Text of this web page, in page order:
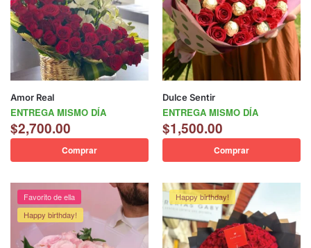
Amor Real
ENTREGA MISMO DÍA
$2,700.00
Comprar
Dulce Sentir
ENTREGA MISMO DÍA
$1,500.00
Comprar
Favorito de ella
Happy birthday!
Happy birthday!